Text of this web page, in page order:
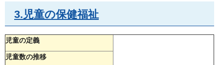
3.児童の保健福祉
児童の定義
児童数の推移